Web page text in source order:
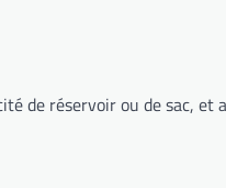
de réservoir ou de sac, et